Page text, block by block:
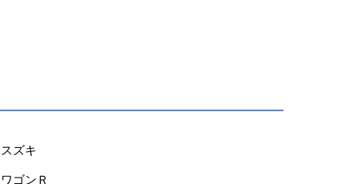
スズキ
ワゴンＲ